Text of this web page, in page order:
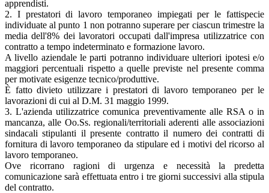
apprendisti.
2. I prestatori di lavoro temporaneo impiegati per le fattispecie
individuate al punto 1 non potranno superare per ciascun trimestre la
media dell'8% dei lavoratori occupati dall'impresa utilizzatrice con
contratto a tempo indeterminato e formazione lavoro.
A livello aziendale le parti potranno individuare ulteriori ipotesi e/o
maggiori percentuali rispetto a quelle previste nel presente comma
per motivate esigenze tecnico/produttive.
È fatto divieto utilizzare i prestatori di lavoro temporaneo per le
lavorazioni di cui al D.M. 31 maggio 1999.
3. L'azienda utilizzatrice comunica preventivamente alle RSA o in
mancanza, alle Oo.Ss. regionali/territoriali aderenti alle associazioni
sindacali stipulanti il presente contratto il numero dei contratti di
fornitura di lavoro temporaneo da stipulare ed i motivi del ricorso al
lavoro temporaneo.
Ove ricorrano ragioni di urgenza e necessità la predetta
comunicazione sarà effettuata entro i tre giorni successivi alla stipula
del contratto.